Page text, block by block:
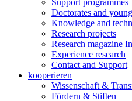
Support programmes
Doctorates and
Knowledge and
Research projects
Research magazine
Experience research
Contact and Support
kooperieren
Wissenschaft &
Fördern & Stiften